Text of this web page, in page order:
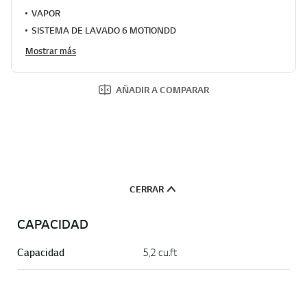
o
a
i
n
e
w
.
E
n
VAPOR
SISTEMA DE LAVADO 6 MOTIONDD
Mostrar más
AÑADIR A COMPARAR
CERRAR
CAPACIDAD
Capacidad 5,2 cu.ft